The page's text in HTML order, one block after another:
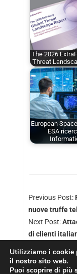
The 2026
Threat
European
ESA
Previous Post:
nuove truffe
Next Post:
di clienti
Utilizziamo i cookie
il nostro sito web.
Puoi scoprire di più